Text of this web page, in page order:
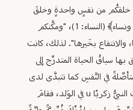
هو ﴿الَّذي خلقكُم من نفسٍ واحدةٍ وخلقَ
منهَا زوجَها وبثَّ مِنهُما رجالاً كثيرًا ونساء﴾ (النساء: 1)، "ومكَّنكم
والانتفاع بخَيرها". لذلك، كانت
بها سياقُ الحياة المتدرِّج إلى
في النَّفسِ كما تتبدَّى لدى
أنبياء كبار في آياتٍ بيِّنات. فقد رغبَ النبيُّ زكريّا u في الوَلد، فقامَ